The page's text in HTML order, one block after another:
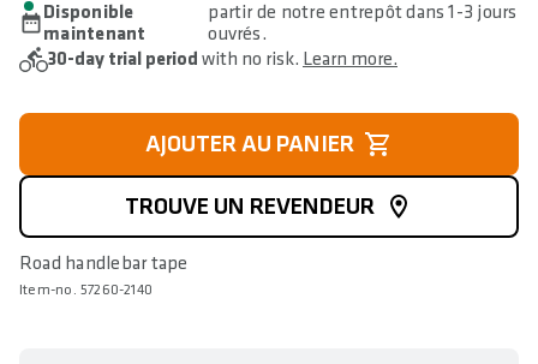
Disponible
maintenant
partir de notre entrepôt dans 1-3 jours
ouvrés.
30-day trial period with no risk. Learn more.
AJOUTER AU PANIER
TROUVE UN REVENDEUR
Road handlebar tape
Item-no. 57260-2140